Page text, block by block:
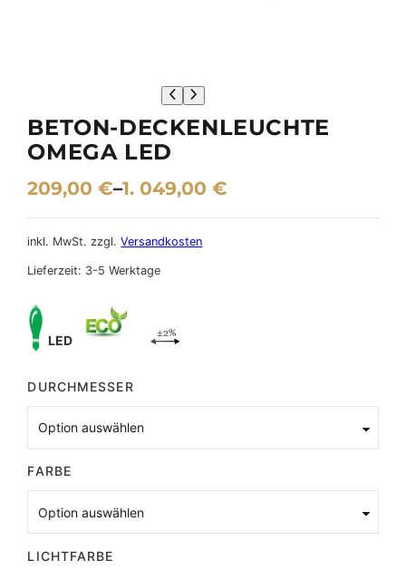
BETON-DECKENLEUCHTE
OMEGA LED
209,00€–1. 049,00€
inkl. MwSt. zzgl.Versandkosten
Lieferzeit: 3-5 Werktage
LED
DURCHMESSER
FARBE
LICHTFARBE